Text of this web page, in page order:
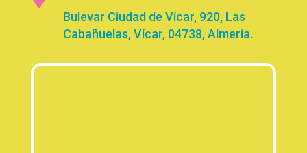
Bulevar Ciudad de Vícar, 920, Las
Cabañuelas, Vícar, 04738, Almería.